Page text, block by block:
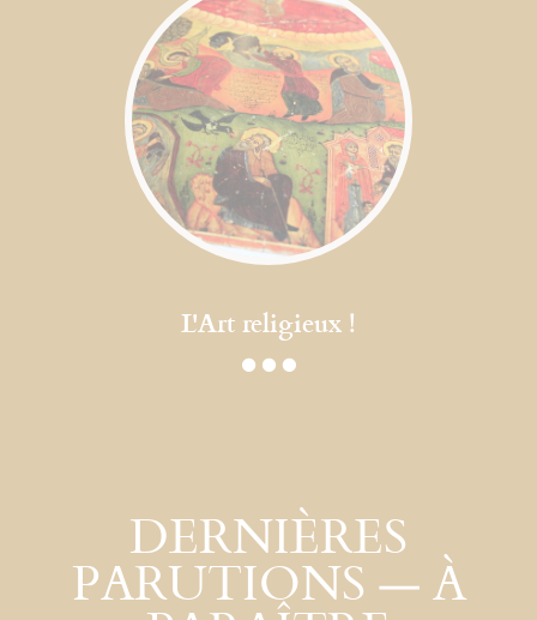
L'Art religieux !
DERNIÈRES
PARUTIONS — À